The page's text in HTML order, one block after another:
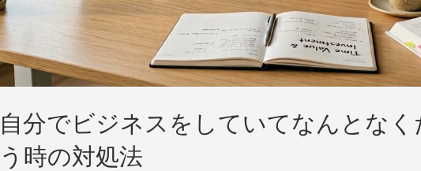
自分でビジネスをしていてなんとなく
う時の対処法